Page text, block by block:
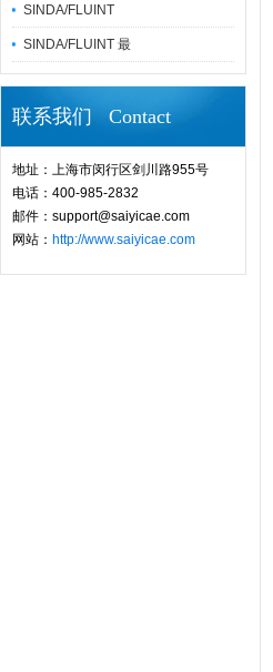
SINDA/FLUINT
SINDA/FLUINT 最
联系我们 Contact
地址：上海市闵行区剑川路955号
电话：400-985-2832
邮件：support@saiyicae.com
网站： http://www.saiyicae.com